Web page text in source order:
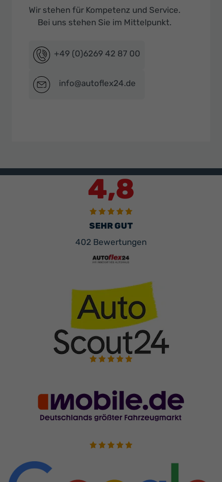
Wir stehen für Kompetenz und Service.
Bei uns stehen Sie im Mittelpunkt.
+49 (0)6269 42 87 00
info@autoflex24.de
4,8
SEHR GUT
402 Bewertungen